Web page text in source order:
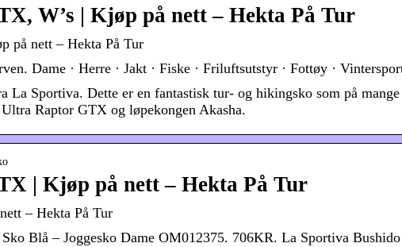
W’s | Kjøp på nett – Hekta På Tur
på nett – Hekta På Tur
Dame · Herre · Jakt · Fiske · Friluftsutstyr · Fottøy ·
Sportiva. Dette er en fantastisk tur- og hikingsko som på mange
Raptor GTX og løpekongen Akasha.
| Kjøp på nett – Hekta På Tur
– Hekta På Tur
Blå – Joggesko Dame OM012375. 706KR. La Sportiva